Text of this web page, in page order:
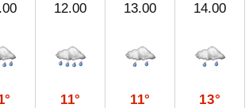
12.00
11°
13.00
11°
14.00
13°